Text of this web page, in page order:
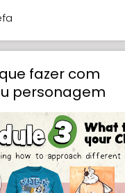
fazer com
personagem